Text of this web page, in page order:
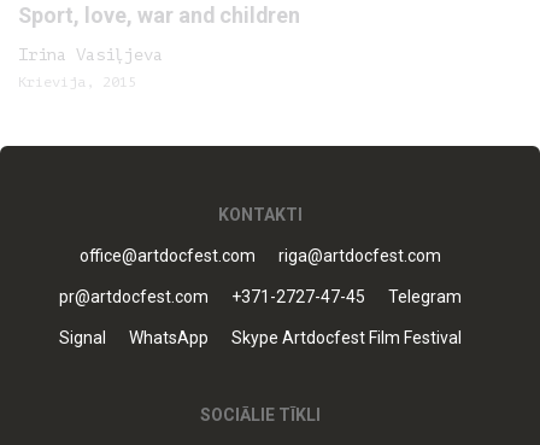
Sport, love, war and children
Irina Vasiļjeva
Krievija, 2015
KONTAKTI
office@artdocfest.com riga@artdocfest.com
pr@artdocfest.com +371-2727-47-45 Telegram
Signal WhatsApp Skype Artdocfest Film Festival
SOCIĀLIE TĪKLI